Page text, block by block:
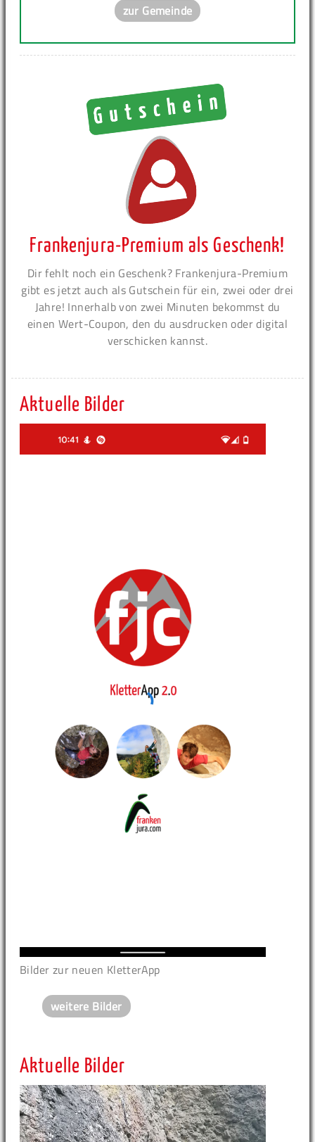
zur Gemeinde
Frankenjura-Premium als Geschenk!
Dir fehlt noch ein Geschenk? Frankenjura-Premium
gibt es jetzt auch als Gutschein für ein, zwei oder drei
Jahre! Innerhalb von zwei Minuten bekommst du
einen Wert-Coupon, den du ausdrucken oder digital
verschicken kannst.
Aktuelle Bilder
Bilder zur neuen KletterApp
weitere Bilder
Aktuelle Bilder